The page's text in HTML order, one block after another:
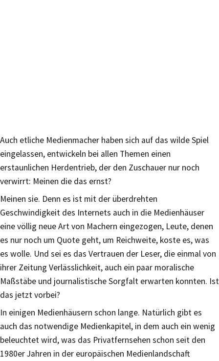
Auch etliche Medienmacher haben sich auf das wilde Spiel
eingelassen, entwickeln bei allen Themen einen
erstaunlichen Herdentrieb, der den Zuschauer nur noch
verwirrt: Meinen die das ernst?
Meinen sie. Denn es ist mit der überdrehten
Geschwindigkeit des Internets auch in die Medienhäuser
eine völlig neue Art von Machern eingezogen, Leute, denen
es nur noch um Quote geht, um Reichweite, koste es, was
es wolle. Und sei es das Vertrauen der Leser, die einmal von
ihrer Zeitung Verlässlichkeit, auch ein paar moralische
Maßstäbe und journalistische Sorgfalt erwarten konnten. Ist
das jetzt vorbei?
In einigen Medienhäusern schon lange. Natürlich gibt es
auch das notwendige Medienkapitel, in dem auch ein wenig
beleuchtet wird, was das Privatfernsehen schon seit den
1980er Jahren in der europäischen Medienlandschaft